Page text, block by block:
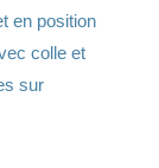
en position
colle et
sur